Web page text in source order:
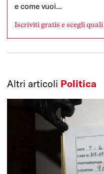
e come vuoi...
Iscriviti gratis e scegli
Altri articoli Politica